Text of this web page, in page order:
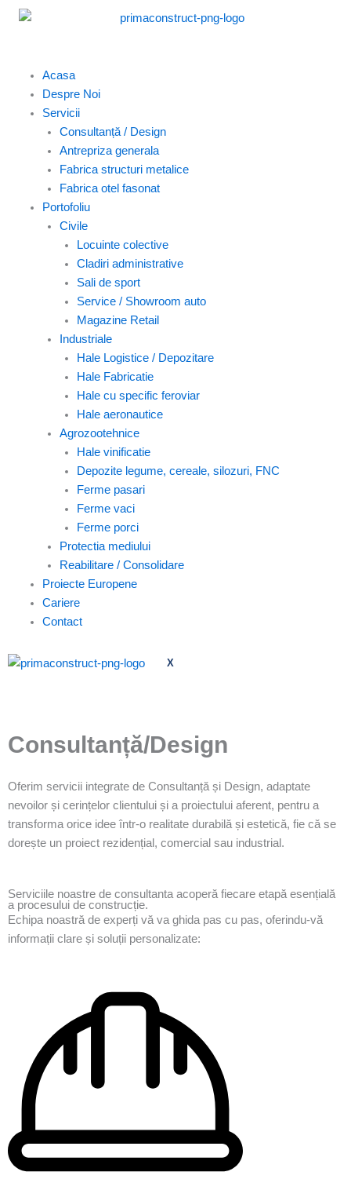
Skip
Acasa
Despre Noi
Servicii
Consultanță / Design
Antrepriza generala
Fabrica structuri metalice
Fabrica otel fasonat
Portofoliu
Civile
Locuinte colective
Cladiri administrative
Sali de sport
Service / Showroom auto
Magazine Retail
Industriale
Hale Logistice / Depozitare
Hale Fabricatie
Hale cu specific feroviar
Hale aeronautice
Agrozootehnice
Hale vinificatie
Depozite legume, cereale, silozuri, FNC
Ferme pasari
Ferme vaci
Ferme porci
Protectia mediului
Reabilitare / Consolidare
Proiecte Europene
Cariere
Contact
X
Consultanță/Design
Oferim servicii integrate de Consultanță și Design, adaptate
nevoilor și cerințelor clientului și a proiectului aferent, pentru a
transforma orice idee într-o realitate durabilă și estetică, fie că se
dorește un proiect rezidențial, comercial sau industrial.
Serviciile noastre de consultanta acoperă fiecare etapă esențială
a procesului de construcție.
Echipa noastră de experți vă va ghida pas cu pas, oferindu-vă
informații clare și soluții personalizate: